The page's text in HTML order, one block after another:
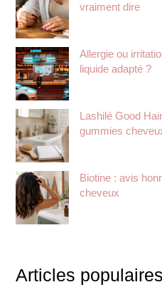
vraiment dire
Allergie ou
liquide adapté ?
Lashilé Good
gummies
Biotine : avis
cheveux
Articles populaires